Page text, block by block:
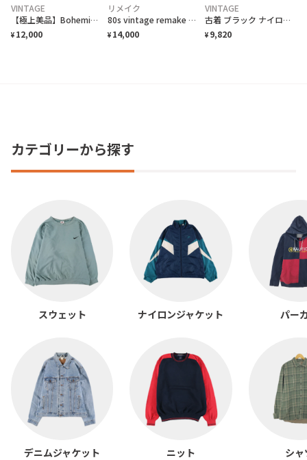
VINTAGE
【極上美品】Bohemian straight custom ボトムW70-90
¥ 12,000
リメイク
80s vintage remake boro 風 exoticart ボトム
¥ 14,000
VINTAGE
古着 ブラック ナイロンパンツ デタッチャブルパンツ カーゴパンツ 黒
¥ 9,820
カテゴリーから探す
スウェット ナイロンジャケット パー
デニムジャケット ニット シャ